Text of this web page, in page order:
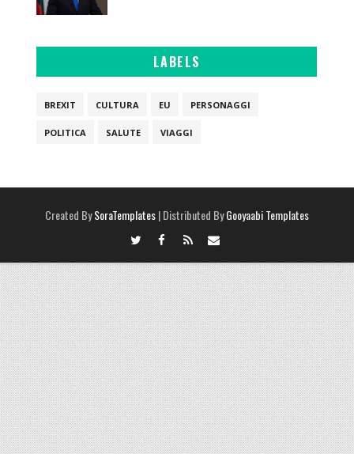
LABELS
BREXIT CULTURA EU PERSONAGGI
POLITICA SALUTE VIAGGI
Created BySoraTemplates| Distributed ByGooyaabi Templates